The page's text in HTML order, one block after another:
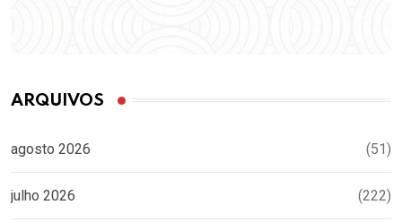
ARQUIVOS
agosto 2026 (51)
julho 2026 (222)